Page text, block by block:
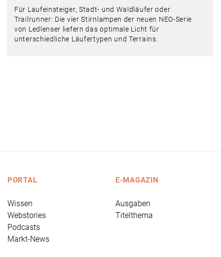
Für Laufeinsteiger, Stadt- und Waldläufer oder
Trailrunner: Die vier Stirnlampen der neuen NEO-Serie
von Ledlenser liefern das optimale Licht für
unterschiedliche Läufertypen und Terrains.
PORTAL
Wissen
Webstories
Podcasts
Markt-News
E-MAGAZIN
Ausgaben
Titelthema